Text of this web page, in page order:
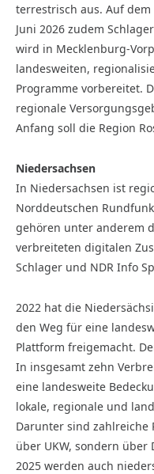
terrestrisch aus. Auf
Juni 2026 zudem
wird in Mecklenburg-
landesweiten,
Programme vorbereitet.
regionale
Anfang soll die Region
Niedersachsen
In Niedersachsen ist
Norddeutschen
gehören unter anderem
verbreiteten digitalen
Schlager und NDR Info
2022 hat die
den Weg für eine
Plattform freigemacht.
In insgesamt zehn
eine landesweite
lokale, regionale und
Darunter sind
über UKW, sondern über
2025 werden auch